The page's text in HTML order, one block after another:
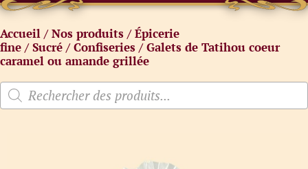
Accueil /Nos produits /Épicerie
fine /Sucré /Confiseries / Galets de Tatihou coeur
caramel ou amande grillée